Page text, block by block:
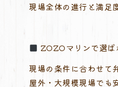
現場全体の進行と満足
ZOZOマリンで選
現場の条件に合わせて
屋外・大規模現場でも